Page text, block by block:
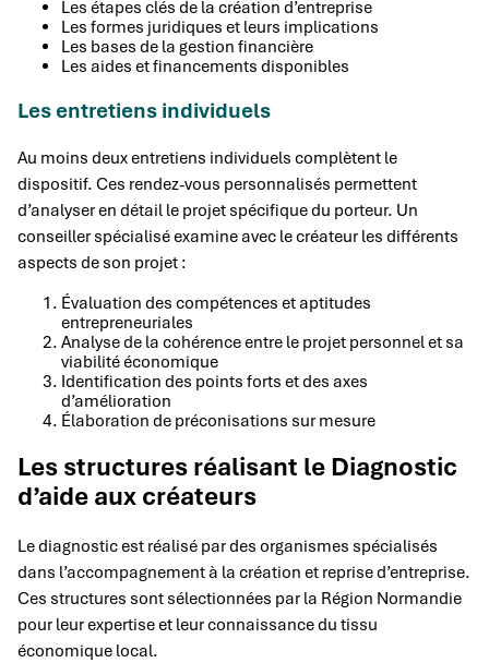
Les étapes clés de la création d’entreprise
Les formes juridiques et leurs implications
Les bases de la gestion financière
Les aides et financements disponibles
Les entretiens individuels
Au moins deux entretiens individuels complètent le
dispositif. Ces rendez-vous personnalisés permettent
d’analyser en détail le projet spécifique du porteur. Un
conseiller spécialisé examine avec le créateur les différents
aspects de son projet :
Évaluation des compétences et aptitudes
entrepreneuriales
Analyse de la cohérence entre le projet personnel et sa
viabilité économique
Identification des points forts et des axes
d’amélioration
Élaboration de préconisations sur mesure
Les structures réalisant le Diagnostic
d’aide aux créateurs
Le diagnostic est réalisé par des organismes spécialisés
dans l’accompagnement à la création et reprise d’entreprise.
Ces structures sont sélectionnées par la Région Normandie
pour leur expertise et leur connaissance du tissu
économique local.